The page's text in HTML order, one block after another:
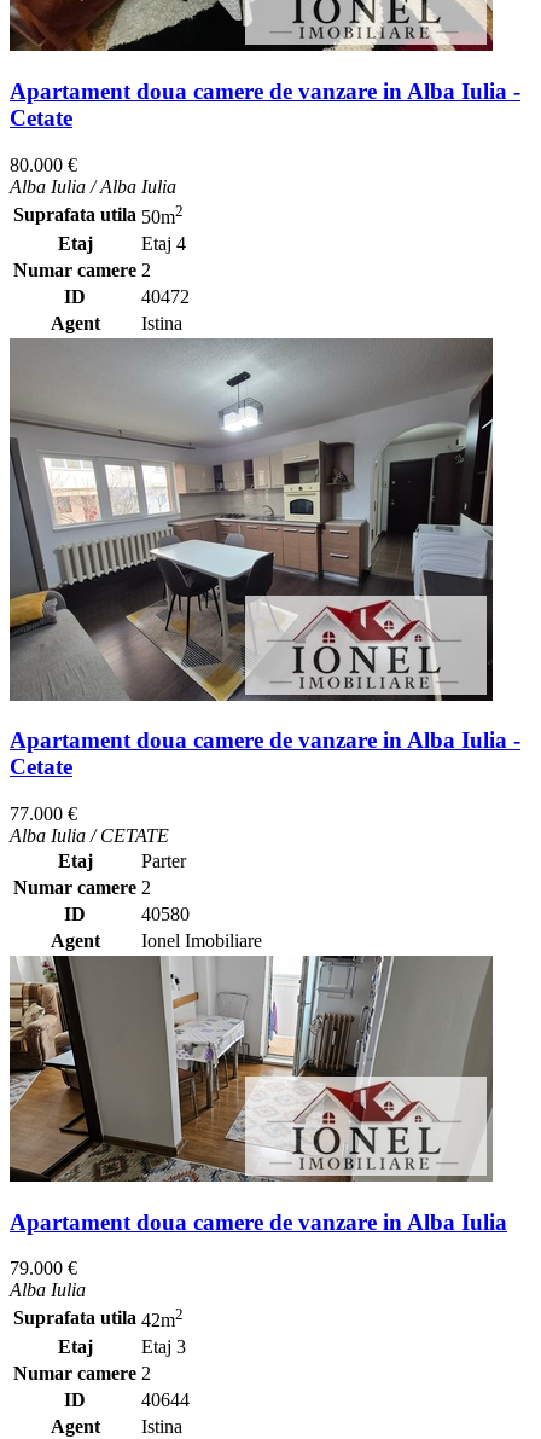
Apartament doua camere de vanzare in Alba Iulia -
Cetate
80.000 €
Alba Iulia / Alba Iulia
Suprafata utila 50m2
Etaj
Etaj 4
Numar camere 2
ID
40472
Agent
Istina
Apartament doua camere de vanzare in Alba Iulia -
Cetate
77.000 €
Alba Iulia / CETATE
Etaj
Parter
Numar camere 2
ID
40580
Agent
Ionel Imobiliare
Apartament doua camere de vanzare in Alba Iulia
79.000 €
Alba Iulia
Suprafata utila 42m2
Etaj
Etaj 3
Numar camere 2
ID
40644
Agent
Istina